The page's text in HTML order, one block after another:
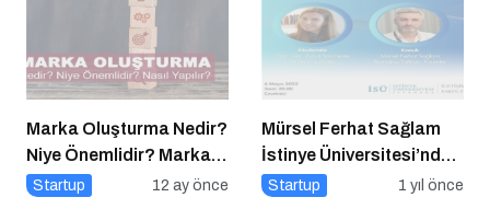
Marka Oluşturma Nedir?
Niye Önemlidir? Marka
Oluşturma Nasıl Yapılır?
Startup 12 ay önce
Mürsel Ferhat Sağlam
İstinye Üniversitesi’nde
Dijital Medya
Startup 1 yıl önce